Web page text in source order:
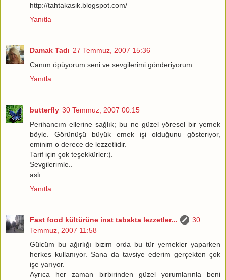
http://tahtakasik.blogspot.com/
Yanıtla
Damak Tadı 27 Temmuz, 2007 15:36
Canım öpüyorum seni ve sevgilerimi gönderiyorum.
Yanıtla
butterfly 30 Temmuz, 2007 00:15
Perihancım ellerine sağlık; bu ne güzel yöresel bir yemek
böyle. Görünüşü büyük emek işi olduğunu gösteriyor,
eminim o derece de lezzetlidir.
Tarif için çok teşekkürler:).
Sevgilerimle..
aslı
Yanıtla
Fast food kültürüne inat tabakta lezzetler...
30
Temmuz, 2007 11:58
Gülcüm bu ağırlığı bizim orda bu tür yemekler yaparken
herkes kullanıyor. Sana da tavsiye ederim gerçekten çok
işe yarıyor.
Ayrıca her zaman birbirinden güzel yorumlarınla beni